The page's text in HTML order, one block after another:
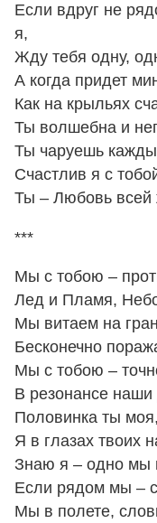
Если вдруг не
я,
Жду тебя одну,
А когда придет
Как на крыльях
Ты волшебна и
Ты чаруешь
Счастлив я с
Ты – Любовь всей
***
Мы с тобою –
Лед и Пламя,
Мы витаем на
Бесконечно
Мы с тобою –
В резонансе
Половинка ты
Я в глазах твоих
Знаю я – одно мы
Если рядом мы –
Мы в полете,